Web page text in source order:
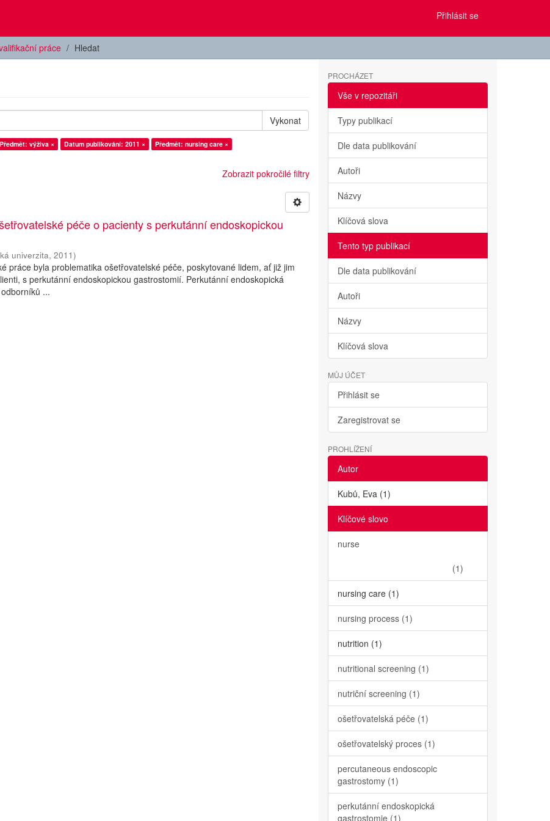
Přihlásit se
práce Hledat
Vykonat
Předmět: výživa × Datum publikování: 2011 ×
Předmět: nursing care ×
Zobrazit pokročilé filtry
péče o pacienty s perkutánní endoskopickou
univerzita,2011)
práce byla problematika ošetřovatelské péče, poskytované lidem, ať již jim
s perkutánní endoskopickou gastrostomií. Perkutánní endoskopická
...
PROCHÁZET
Vše v repozitáři
Typy publikací
Dle data publikování
Autoři
Názvy
Klíčová slova
Tento typ publikací
Dle data publikování
Autoři
Názvy
Klíčová slova
MŮJ ÚČET
Přihlásit se
Zaregistrovat se
PROHLÍŽENÍ
Autor
Kubů, Eva (1)
Klíčové slovo
nurse
(1)
nursing care (1)
nursing process (1)
nutrition (1)
nutritional screening (1)
nutriční screening (1)
ošetřovatelská péče (1)
ošetřovatelský proces (1)
percutaneous endoscopic
gastrostomy (1)
perkutánní endoskopická
gastrostomie (1)